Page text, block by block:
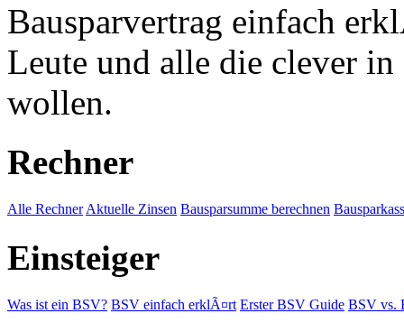
Bausparvertrag einfach
Leute und alle die clever
wollen.
Rechner
Alle RechnerAktuelle Zinsen Bausparsumme berechnen
Einsteiger
Was ist ein BSV? BSV einfach erklÃ¤rt Erster BSV Guide BSV vs.